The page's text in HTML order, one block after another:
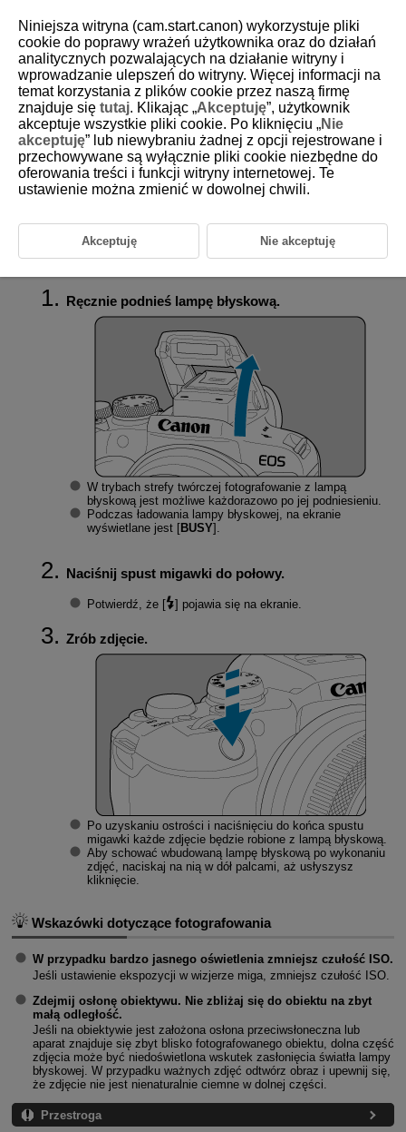
D185-052
Fotografowanie z użyciem
wbudowanej lampy błyskowej
Fotografowanie z blokadą ekspozycji lampy
wizjerze lub na ekranie pojawia się ikona [
], ponieważ obiekty są
fotografowane pod światło w ciągu dnia bądź zdjęcia są wykonywane w
słabym oświetleniu.
Ręcznie podnieś lampę błyskową.
W trybach strefy twórczej fotografowanie z lampą
błyskową jest możliwe każdorazowo po jej podniesieniu.
Podczas ładowania lampy błyskowej, na ekranie
wyświetlane jest [BUSY].
Naciśnij spust migawki do połowy.
Potwierdź, że [ ] pojawia się na ekranie.
Zrób zdjęcie.
Po uzyskaniu ostrości i naciśnięciu do końca spustu
migawki każde zdjęcie będzie robione z lampą błyskową.
Aby schować wbudowaną lampę błyskową po wykonaniu
zdjęć, naciskaj na nią w dół palcami, aż usłyszysz
kliknięcie.
Wskazówki dotyczące fotografowania
W przypadku bardzo jasnego oświetlenia zmniejsz czułość ISO.
Jeśli ustawienie ekspozycji w wizjerze miga, zmniejsz czułość ISO.
Zdejmij osłonę obiektywu. Nie zbliżaj się do obiektu na zbyt
małą odległość.
Jeśli na obiektywie jest założona osłona przeciwsłoneczna lub
aparat znajduje się zbyt blisko fotografowanego obiektu, dolna część
zdjęcia może być niedoświetlona wskutek zasłonięcia światła lampy
błyskowej. W przypadku ważnych zdjęć odtwórz obraz i upewnij się,
że zdjęcie nie jest nienaturalnie ciemne w dolnej części.
Przestroga
Niniejsza witryna (cam.start.canon) wykorzystuje pliki
cookie do poprawy wrażeń użytkownika oraz do działań
analitycznych pozwalających na działanie witryny i
wprowadzanie ulepszeń do witryny. Więcej informacji na
temat korzystania z plików cookie przez naszą firmę
znajduje się tutaj. Klikając „Akceptuję”, użytkownik
akceptuje wszystkie pliki cookie. Po kliknięciu „Nie
akceptuję” lub niewybraniu żadnej z opcji rejestrowane i
przechowywane są wyłącznie pliki cookie niezbędne do
oferowania treści i funkcji witryny internetowej. Te
ustawienie można zmienić w dowolnej chwili.
Akceptuję Nie akceptuję